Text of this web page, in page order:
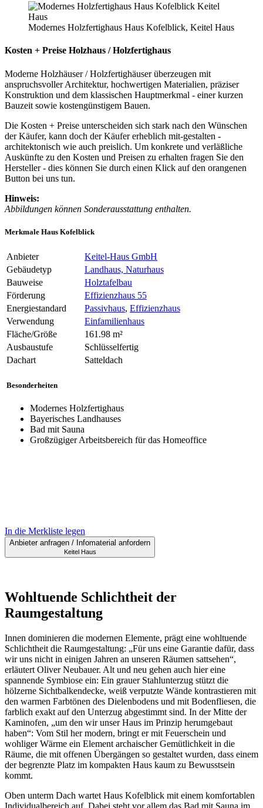
Modernes Holzfertighaus Haus Kofelblick, Keitel Haus
Kosten + Preise Holzhaus / Holzfertighaus
Moderne Holzhäuser / Holzfertighäuser überzeugen mit
anspruchsvoller Architektur, hochwertigen Materialien, präziser
Konstruktion und dem klassischen Hauptmerkmal - einer kurzen
Bauzeit sowie kostengünstigem Bauen.
Die Kosten + Preise unterscheiden sich stark nach den Wünschen
der Käufer, kann doch der Käufer erheblich mit-gestalten -
architektonisch wie auch preislich. Um konkrete und verläßliche
Auskünfte zu den Kosten und Preisen zu erhalten fragen Sie den
Hersteller - dies können Sie durch einen Klick auf den orangenen
Button bei uns tun.
Hinweis:
Abbildungen können Sonderausstattung enthalten.
Merkmale Haus Kofelblick
Anbieter
Keitel-Haus GmbH
Gebäudetyp
Landhaus, Naturhaus
Bauweise
Holztafelbau
Förderung
Effizienzhaus 55
Energiestandard
Passivhaus, Effizienzhaus
Verwendung
Einfamilienhaus
Fläche/Größe
161.98 m²
Ausbaustufe
Schlüsselfertig
Dachart
Satteldach
Besonderheiten
Modernes Holzfertighaus
Bayerisches Landhauses
Bad mit Sauna
Großzügiger Arbeitsbereich für das Homeoffice
In die Merkliste legen
Anbieter anfragen / Infomaterial anfordern
Keitel Haus
Wohltuende Schlichtheit der
Raumgestaltung
Innen dominieren die modernen Elemente, prägt eine wohltuende
Schlichtheit die Raumgestaltung: „Für uns eine Garantie dafür, dass
wir uns nicht in einigen Jahren an unseren Räumen sattsehen“,
erläutert Oliver Neubauer. Alt und neu gehen auch hier eine
spannende Symbiose ein: Ein grauer Stahlunterzug stützt die
hölzerne Sichtbalkendecke, weiß verputzte Wände kontrastieren mit
den warmen Farbtönen des Dielenbodens und mit Bodenfliesen, die
farblich exakt auf den Unterzug abgestimmt sind. In der Mitte der
Kaminofen, „um den wir unser Haus im Prinzip herumgebaut
haben“: Vom Stil her modern, bringt er mit Feuerschein und
wohliger Wärme ein Element archaischer Gemütlichkeit in die
Räume, die mit offenen Übergängen so gestaltet wurden, dass einem
der begrenzte Platz im kompakten Haus kaum zu Bewusstsein
kommt.
Oben unterm Dach wartet Haus Kofelblick mit einem komfortablen
Individualbereich auf. Dabei steht vor allem das Bad mit Sauna im